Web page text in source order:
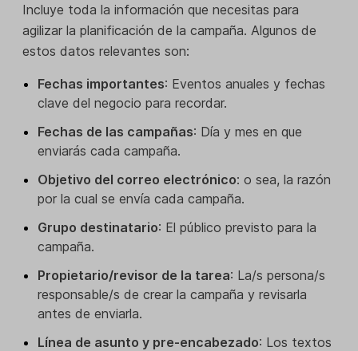
Incluye toda la información que necesitas para
agilizar la planificación de la campaña. Algunos de
estos datos relevantes son:
Fechas importantes: Eventos anuales y fechas
clave del negocio para recordar.
Fechas de las campañas: Día y mes en que
enviarás cada campaña.
Objetivo del correo electrónico: o sea, la razón
por la cual se envía cada campaña.
Grupo destinatario: El público previsto para la
campaña.
Propietario/revisor de la tarea: La/s persona/s
responsable/s de crear la campaña y revisarla
antes de enviarla.
Línea de asunto y pre-encabezado: Los textos